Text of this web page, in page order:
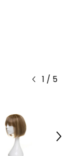
1 / 5